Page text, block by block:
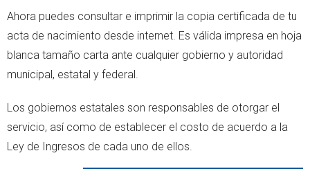
Ahora puedes consultar e imprimir la copia certificada de tu
acta de nacimiento desde internet. Es válida impresa en hoja
blanca tamaño carta ante cualquier gobierno y autoridad
municipal, estatal y federal.
Los gobiernos estatales son responsables de otorgar el
servicio, así como de establecer el costo de acuerdo a la
Ley de Ingresos de cada uno de ellos.